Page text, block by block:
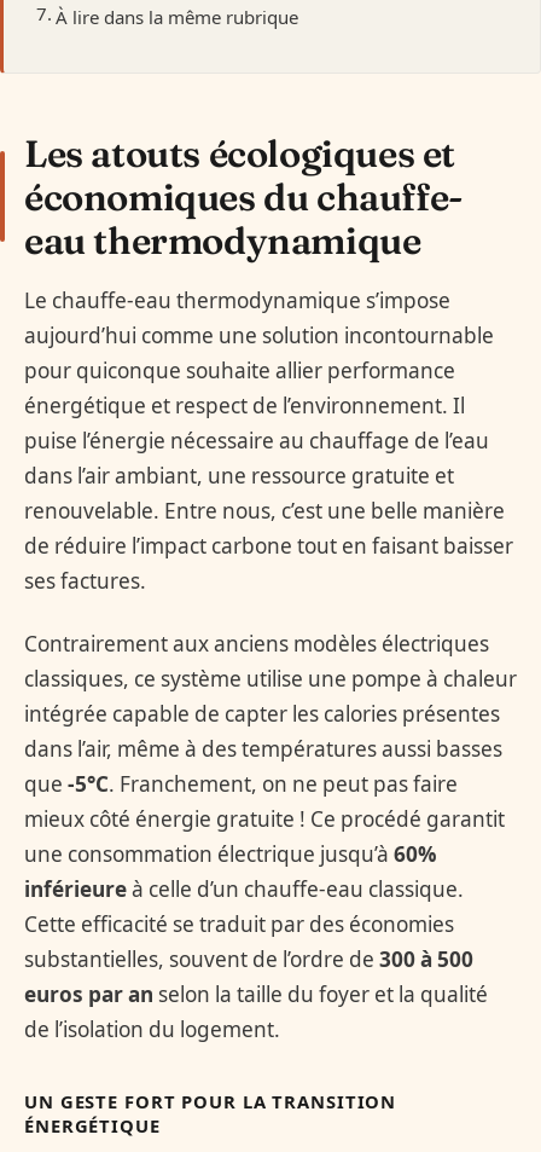
À lire dans la même rubrique
Les atouts écologiques et
économiques du chauffe-
eau thermodynamique
Le chauffe-eau thermodynamique s’impose
aujourd’hui comme une solution incontournable
pour quiconque souhaite allier performance
énergétique et respect de l’environnement. Il
puise l’énergie nécessaire au chauffage de l’eau
dans l’air ambiant, une ressource gratuite et
renouvelable. Entre nous, c’est une belle manière
de réduire l’impact carbone tout en faisant baisser
ses factures.
Contrairement aux anciens modèles électriques
classiques, ce système utilise une pompe à chaleur
intégrée capable de capter les calories présentes
dans l’air, même à des températures aussi basses
que -5°C. Franchement, on ne peut pas faire
mieux côté énergie gratuite ! Ce procédé garantit
une consommation électrique jusqu’à 60%
inférieureà celle d’un chauffe-eau classique.
Cette efficacité se traduit par des économies
substantielles, souvent de l’ordre de 300 à 500
euros par an selon la taille du foyer et la qualité
de l’isolation du logement.
UN GESTE FORT POUR LA TRANSITION
ÉNERGÉTIQUE